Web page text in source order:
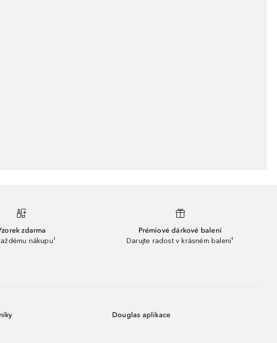
zdarma
nákupu¹
Prémiové dárkové balení
Darujte radost v krásném balení¹
Douglas aplikace